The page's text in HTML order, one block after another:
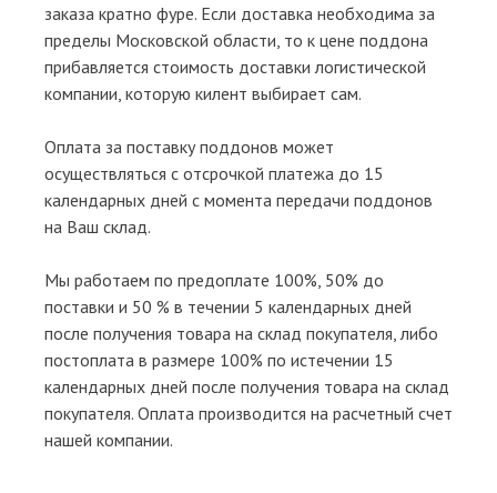
заказа кратно фуре. Если доставка необходима за
пределы Московской области, то к цене поддона
прибавляется стоимость доставки логистической
компании, которую килент выбирает сам.
Оплата за поставку поддонов может
осуществляться с отсрочкой платежа до 15
календарных дней с момента передачи поддонов
на Ваш склад.
Мы работаем по предоплате 100%, 50% до
поставки и 50 % в течении 5 календарных дней
после получения товара на склад покупателя, либо
постоплата в размере 100% по истечении 15
календарных дней после получения товара на склад
покупателя. Оплата производится на расчетный счет
нашей компании.